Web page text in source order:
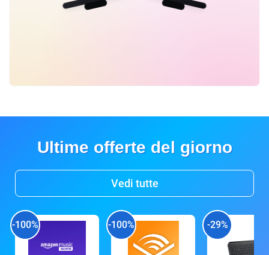
Ultime offerte del giorno
Vedi tutte
-100% -100% -29%